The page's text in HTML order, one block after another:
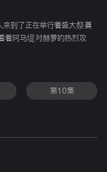
来到了正在举行着盛大祭奠
着阿马堤对赫萝的热烈攻
第10集